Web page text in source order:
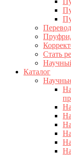
Стать
Каталог